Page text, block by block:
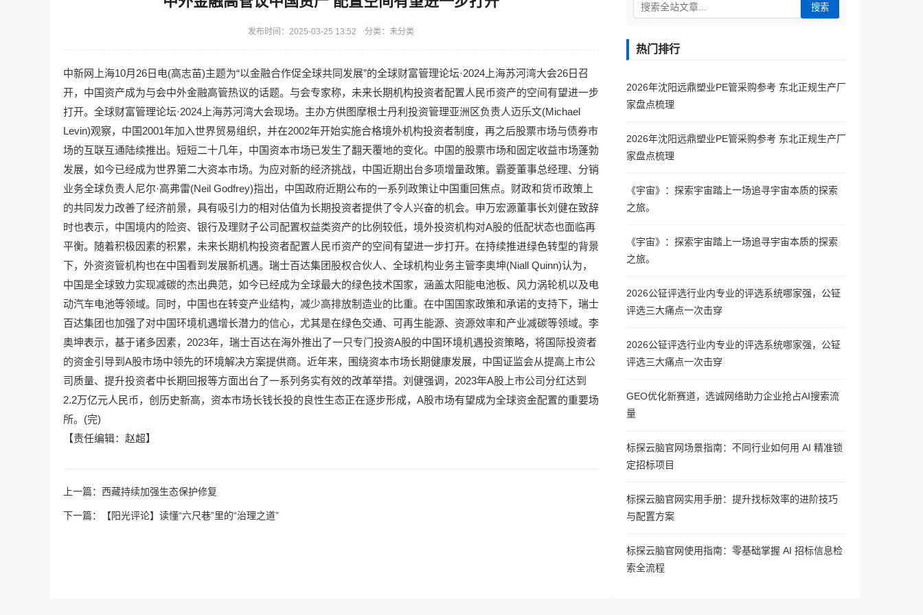
发布时间：2025-03-25 13:52 分类：未分类
中新网上海10月26日电(高志苗)主题为“以金融合作促全球共同发展”的全球财富管理论坛·2024上海苏河湾大会26日召
开，中国资产成为与会中外金融高管热议的话题。与会专家称，未来长期机构投资者配置人民币资产的空间有望进一步
打开。全球财富管理论坛·2024上海苏河湾大会现场。主办方供图摩根士丹利投资管理亚洲区负责人迈乐文(Michael
Levin)观察，中国2001年加入世界贸易组织，并在2002年开始实施合格境外机构投资者制度，再之后股票市场与债券市
场的互联互通陆续推出。短短二十几年，中国资本市场已发生了翻天覆地的变化。中国的股票市场和固定收益市场蓬勃
发展，如今已经成为世界第二大资本市场。为应对新的经济挑战，中国近期出台多项增量政策。霸菱董事总经理、分销
业务全球负责人尼尔·高弗雷(Neil Godfrey)指出，中国政府近期公布的一系列政策让中国重回焦点。财政和货币政策上
的共同发力改善了经济前景，具有吸引力的相对估值为长期投资者提供了令人兴奋的机会。申万宏源董事长刘健在致辞
时也表示，中国境内的险资、银行及理财子公司配置权益类资产的比例较低，境外投资机构对A股的低配状态也面临再
平衡。随着积极因素的积累，未来长期机构投资者配置人民币资产的空间有望进一步打开。在持续推进绿色转型的背景
下，外资资管机构也在中国看到发展新机遇。瑞士百达集团股权合伙人、全球机构业务主管李奥坤(Niall Quinn)认为，
中国是全球致力实现减碳的杰出典范，如今已经成为全球最大的绿色技术国家，涵盖太阳能电池板、风力涡轮机以及电
动汽车电池等领域。同时，中国也在转变产业结构，减少高排放制造业的比重。在中国国家政策和承诺的支持下，瑞士
百达集团也加强了对中国环境机遇增长潜力的信心，尤其是在绿色交通、可再生能源、资源效率和产业减碳等领域。李
奥坤表示，基于诸多因素，2023年，瑞士百达在海外推出了一只专门投资A股的中国环境机遇投资策略，将国际投资者
的资金引导到A股市场中领先的环境解决方案提供商。近年来，围绕资本市场长期健康发展，中国证监会从提高上市公
司质量、提升投资者中长期回报等方面出台了一系列务实有效的改革举措。刘健强调，2023年A股上市公司分红达到
2.2万亿元人民币，创历史新高，资本市场长钱长投的良性生态正在逐步形成，A股市场有望成为全球资金配置的重要场
所。(完)
【责任编辑：赵超】
上一篇： 西藏持续加强生态保护修复
下一篇： 【阳光评论】读懂“六尺巷”里的“治理之道”
搜索
热门排行
2026年沈阳远鼎塑业PE管采购参考 东北正规生产厂
家盘点梳理
2026年沈阳远鼎塑业PE管采购参考 东北正规生产厂
家盘点梳理
《宇宙》：探索宇宙踏上一场追寻宇宙本质的探索
之旅。
《宇宙》：探索宇宙踏上一场追寻宇宙本质的探索
之旅。
2026公钲评选行业内专业的评选系统哪家强，公钲
评选三大痛点一次击穿
2026公钲评选行业内专业的评选系统哪家强，公钲
评选三大痛点一次击穿
GEO优化新赛道，选诚网络助力企业抢占AI搜索流
量
标探云脑官网场景指南：不同行业如何用 AI 精准锁
定招标项目
标探云脑官网实用手册：提升找标效率的进阶技巧
与配置方案
标探云脑官网使用指南：零基础掌握 AI 招标信息检
索全流程